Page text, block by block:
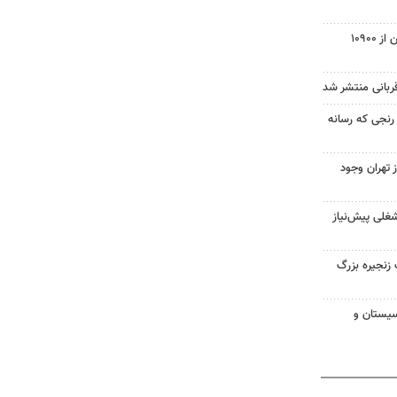
تعداد استارلینک‌ها در مدار زمین از ۱۰۹۰۰
منتشر شد
که رسانه
تهران وجود
پیش‌نیاز
بزرگ
سیستان و